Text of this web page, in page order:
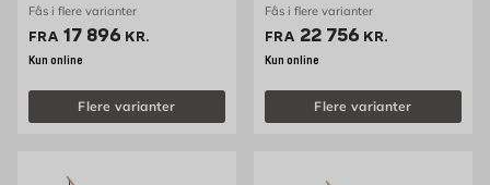
Fås i flere varianter
FRA Pris 17896 kr. /stk
17 896 KR.
Kun online
Flere varianter
Fås i flere varianter
FRA Pris 22756 kr. /stk
22 756 KR.
Kun online
Flere varianter